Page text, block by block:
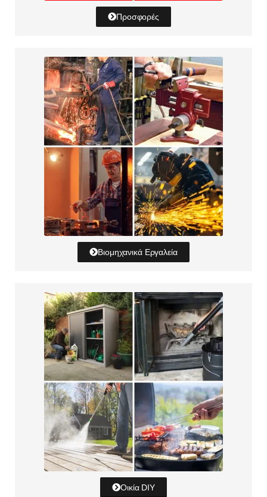
Προσφορές
Βιομηχανικά Εργαλεία
Οικία DIY